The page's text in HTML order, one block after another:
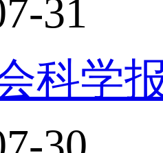
31
科学